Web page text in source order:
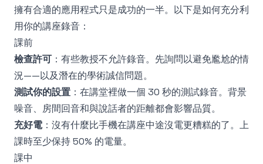
擁有合適的應用程式只是成功的一半。以下是如何充分利
用你的講座錄音：
課前
檢查許可 ：有些教授不允許錄音。先詢問以避免尷尬的情
況——以及潛在的學術誠信問題。
測試你的設置 ：在講堂裡做一個 30 秒的測試錄音。背景
噪音、房間回音和與說話者的距離都會影響品質。
充好電：沒有什麼比手機在講座中途沒電更糟糕的了。上
課時至少保持 50% 的電量。
課中